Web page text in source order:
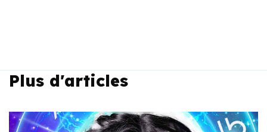
Plus d'articles